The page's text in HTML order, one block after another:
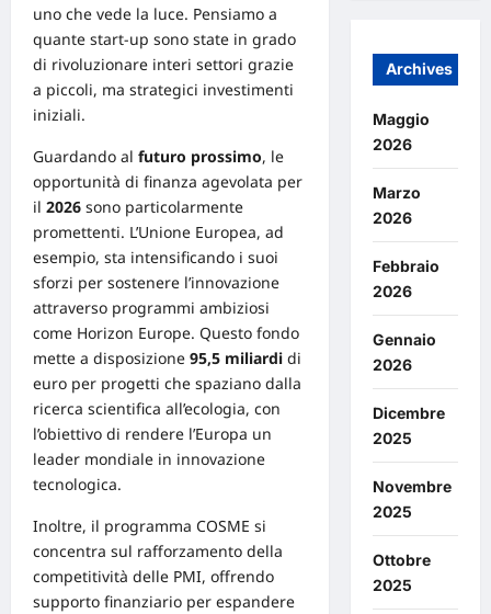
uno che vede la luce. Pensiamo a
quante start-up sono state in grado
di rivoluzionare interi settori grazie
a piccoli, ma strategici investimenti
iniziali.
Guardando al futuro prossimo, le
opportunità di finanza agevolata per
il 2026 sono particolarmente
promettenti. L’Unione Europea, ad
esempio, sta intensificando i suoi
sforzi per sostenere l’innovazione
attraverso programmi ambiziosi
come Horizon Europe. Questo fondo
mette a disposizione 95,5 miliardi di
euro per progetti che spaziano dalla
ricerca scientifica all’ecologia, con
l’obiettivo di rendere l’Europa un
leader mondiale in innovazione
tecnologica.
Inoltre, il programma COSME si
concentra sul rafforzamento della
competitività delle PMI, offrendo
supporto finanziario per espandere
Archives
Maggio
2026
Marzo
2026
Febbraio
2026
Gennaio
2026
Dicembre
2025
Novembre
2025
Ottobre
2025